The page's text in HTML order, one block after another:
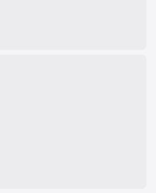
presence through its official